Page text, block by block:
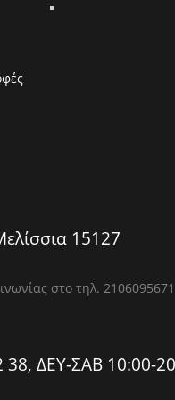
15127
στο τηλ. 2106095671
38, ΔΕΥ-ΣΑΒ 10:00-